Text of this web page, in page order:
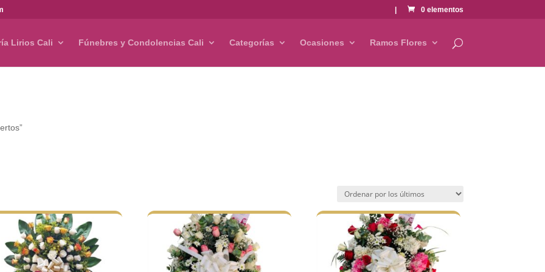
0 elementos
Lirios Cali Fúnebres y Condolencias Cali Categorías Ocasiones Ramos Flores